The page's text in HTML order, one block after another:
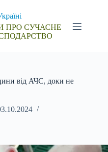
ПРО СУЧАСНЕ
від АЧС, доки не